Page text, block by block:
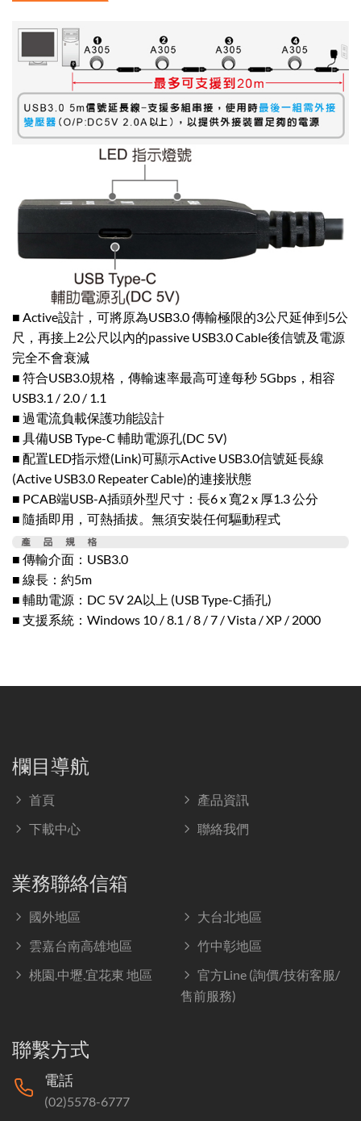
■ Active設計，可將原為USB3.0 傳輸極限的3公尺延伸到5公
尺，再接上2公尺以內的passive USB3.0 Cable後信號及電源
完全不會衰減
■ 符合USB3.0規格，傳輸速率最高可達每秒 5Gbps，相容
USB3.1 / 2.0 / 1.1
■ 過電流負載保護功能設計
■ 具備USB Type-C 輔助電源孔(DC 5V)
■ 配置LED指示燈(Link)可顯示Active USB3.0信號延長線
(Active USB3.0 Repeater Cable)的連接狀態
■ PCAB端USB-A插頭外型尺寸：長6 x 寬2 x 厚1.3 公分
■ 隨插即用，可熱插拔。無須安裝任何驅動程式
■ 傳輸介面：USB3.0
■ 線長：約5m
■ 輔助電源：DC 5V 2A以上 (USB Type-C插孔)
■ 支援系統：Windows 10 / 8.1 / 8 / 7 / Vista / XP / 2000
欄目導航
首頁
產品資訊
下載中心
聯絡我們
業務聯絡信箱
國外地區
大台北地區
雲嘉台南高雄地區
竹中彰地區
桃園.中壢.宜花東 地區
官方Line (詢價/技術客服/
售前服務)
聯繫方式
電話
(02)5578-6777